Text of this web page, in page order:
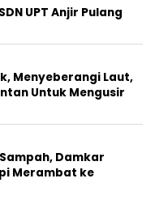
UPT Anjir Pulang
Menyeberangi Laut,
Untuk Mengusir
Damkar
Merambat ke